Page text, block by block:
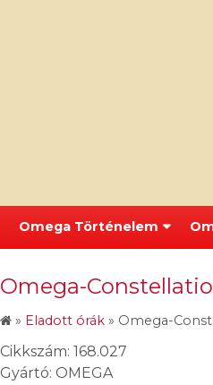
Omega Történelem
Omega-
» Eladott órák » Omega-
Cikkszám: 168.027
Gyártó: OMEGA